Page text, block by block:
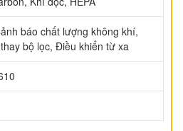
báo chất lượng không khí,
bộ lọc, Điều khiển từ xa